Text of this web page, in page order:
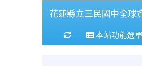
花蓮縣立三民國中全球
重新取得佈景設定
本站功能選單